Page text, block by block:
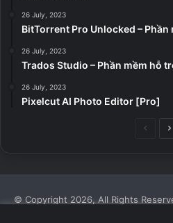
26 July, 2023
BitTorrent Pro Unlocked –
26 July, 2023
Trados Studio – Phần mềm hỗ
26 July, 2023
Pixelcut AI Photo Editor [Pro]
© Copyright 2026, All Rights